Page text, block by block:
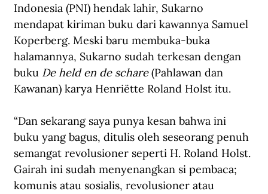
Indonesia (PNI) hendak lahir, Sukarno
mendapat kiriman buku dari kawannya Samuel
Koperberg. Meski baru membuka-buka
halamannya, Sukarno sudah terkesan dengan
buku De held en de schare (Pahlawan dan
Kawanan) karya Henriëtte Roland Holst itu.
“Dan sekarang saya punya kesan bahwa ini
buku yang bagus, ditulis oleh seseorang penuh
semangat revolusioner seperti H. Roland Holst.
Gairah ini sudah menyenangkan si pembaca;
komunis atau sosialis, revolusioner atau